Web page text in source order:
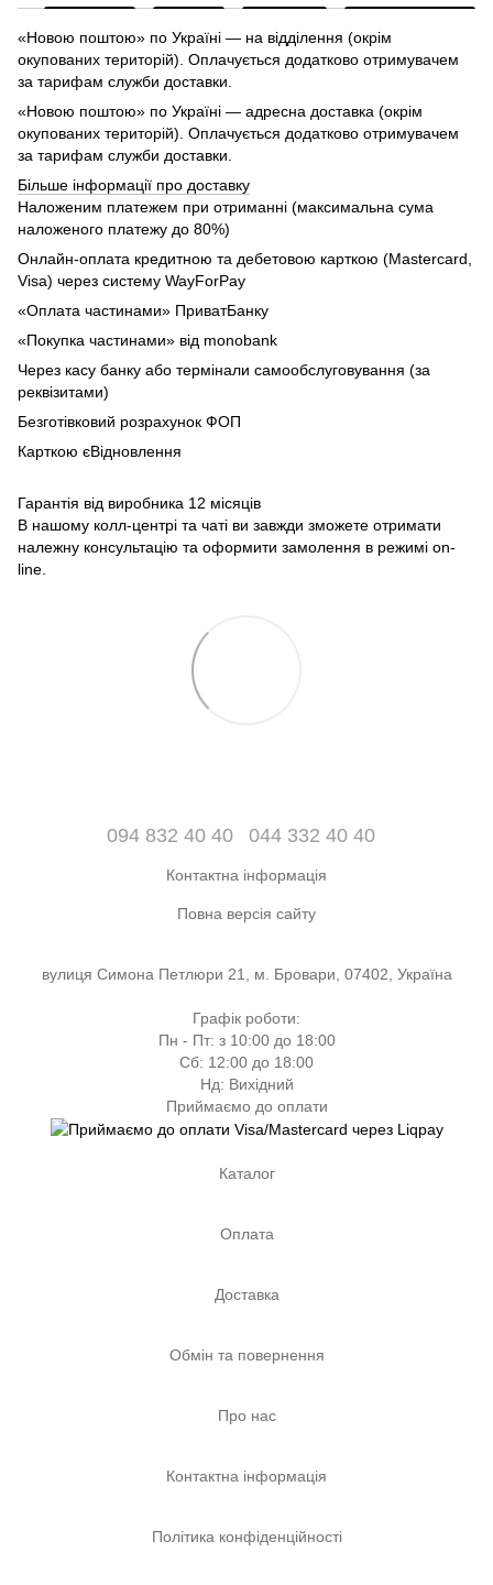
«Новою поштою» по Україні — на відділення (окрім
окупованих територій). Оплачується додатково отримувачем
за тарифам служби доставки.
«Новою поштою» по Україні — адресна доставка (окрім
окупованих територій). Оплачується додатково отримувачем
за тарифам служби доставки.
Більше інформації про доставку
Наложеним платежем при отриманні (максимальна сума
наложеного платежу до 80%)
Онлайн-оплата кредитною та дебетовою карткою (Mastercard,
Visa) через систему WayForPay
«Оплата частинами» ПриватБанку
«Покупка частинами» від monobank
Через касу банку або термінали самообслуговування (за
реквізитами)
Безготівковий розрахунок ФОП
Карткою єВідновлення
Гарантія від виробника 12 місяців
В нашому колл-центрі та чаті ви завжди зможете отримати
належну консультацію та оформити замолення в режимі on-
line.
094 832 40 40 044 332 40 40
Контактна інформація
Повна версія сайту
вулиця Симона Петлюри 21, м. Бровари, 07402, Україна
Графік роботи:
Пн - Пт: з 10:00 до 18:00
Сб: 12:00 до 18:00
Нд: Вихідний
Приймаємо до оплати
Каталог
Оплата
Доставка
Обмін та повернення
Про нас
Контактна інформація
Політика конфіденційності